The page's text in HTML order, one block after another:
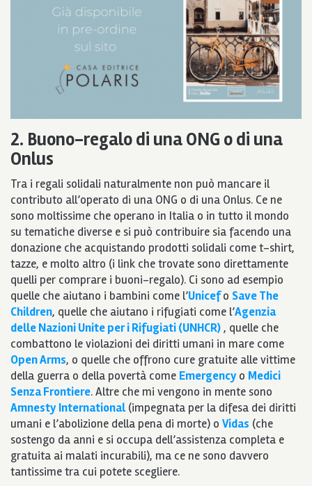
2. Buono-regalo di una ONG o di una
Onlus
Tra i regali solidali naturalmente non può mancare il
contributo all’operato di una ONG o di una Onlus. Ce ne
sono moltissime che operano in Italia o in tutto il mondo
su tematiche diverse e si può contribuire sia facendo una
donazione che acquistando prodotti solidali come t-shirt,
tazze, e molto altro (i link che trovate sono direttamente
quelli per comprare i buoni-regalo). Ci sono ad esempio
quelle che aiutano i bambini come l’Unicefo Save The
Children, quelle che aiutano i rifugiati come l’Agenzia
delle Nazioni Unite per i Rifugiati (UNHCR), quelle che
combattono le violazioni dei diritti umani in mare come
Open Arms, o quelle che offrono cure gratuite alle vittime
della guerra o della povertà come Emergencyo Medici
Senza Frontiere. Altre che mi vengono in mente sono
Amnesty International(impegnata per la difesa dei diritti
umani e l’abolizione della pena di morte) o Vidas (che
sostengo da anni e si occupa dell’assistenza completa e
gratuita ai malati incurabili), ma ce ne sono davvero
tantissime tra cui potete scegliere.